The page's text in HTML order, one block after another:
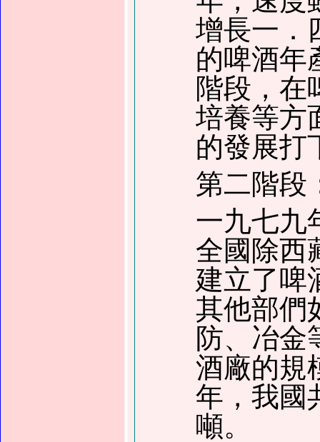
增長一．
的啤酒年
階段 ， 在
培養等方
的發展打
第二階段
一九七九
全國除西
建立了啤
其他部們
防、冶金
酒廠的規
年 ， 我國
噸。